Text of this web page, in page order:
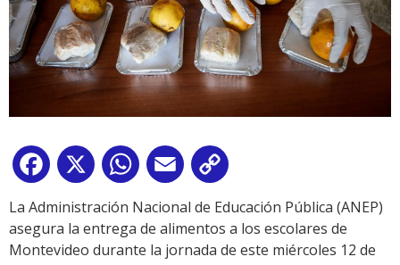
Facebook
X WhatsApp
Email
Link
La Administración Nacional de Educación Pública (ANEP)
asegura la entrega de alimentos a los escolares de
Montevideo durante la jornada de este miércoles 12 de